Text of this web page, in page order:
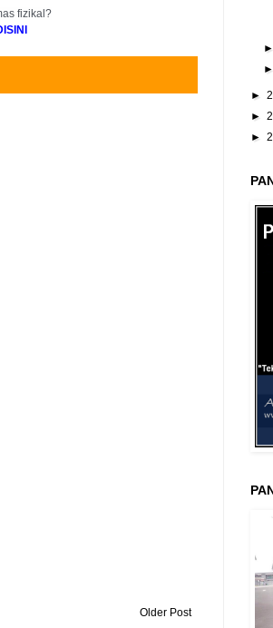
fizikal?
Older Post
►
►
►
►